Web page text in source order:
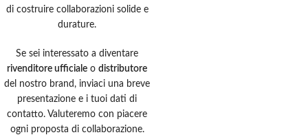
di costruire collaborazioni solide e
durature.
Se sei interessato a diventare
rivenditore ufficiale o distributore
del nostro brand, inviaci una breve
presentazione e i tuoi dati di
contatto. Valuteremo con piacere
ogni proposta di collaborazione.